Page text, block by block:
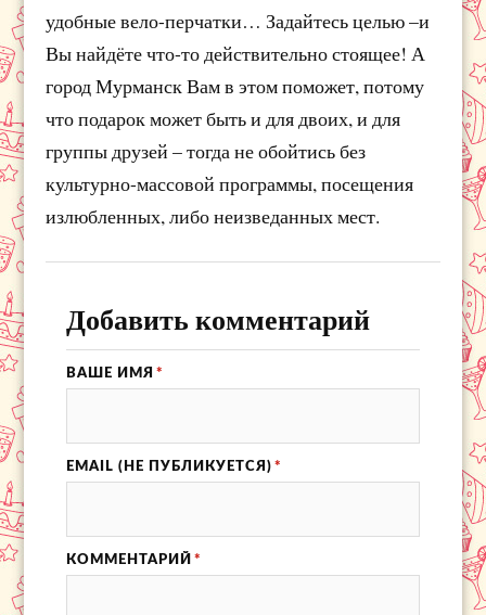
удобные вело-перчатки… Задайтесь целью –и
Вы найдёте что-то действительно стоящее! А
город Мурманск Вам в этом поможет, потому
что подарок может быть и для двоих, и для
группы друзей – тогда не обойтись без
культурно-массовой программы, посещения
излюбленных, либо неизведанных мест.
Добавить комментарий
ВАШЕ ИМЯ *
EMAIL (НЕ ПУБЛИКУЕТСЯ) *
КОММЕНТАРИЙ *